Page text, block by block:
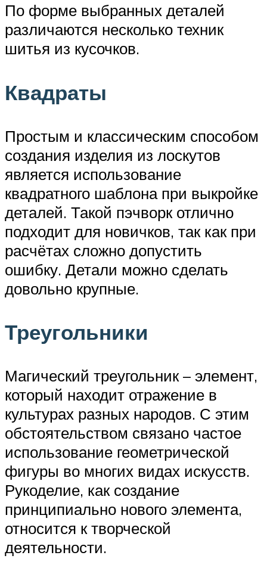
По форме выбранных деталей
различаются несколько техник
шитья из кусочков.
Квадраты
Простым и классическим способом
создания изделия из лоскутов
является использование
квадратного шаблона при выкройке
деталей. Такой пэчворк отлично
подходит для новичков, так как при
расчётах сложно допустить
ошибку. Детали можно сделать
довольно крупные.
Треугольники
Магический треугольник – элемент,
который находит отражение в
культурах разных народов. С этим
обстоятельством связано частое
использование геометрической
фигуры во многих видах искусств.
Рукоделие, как создание
принципиально нового элемента,
относится к творческой
деятельности.